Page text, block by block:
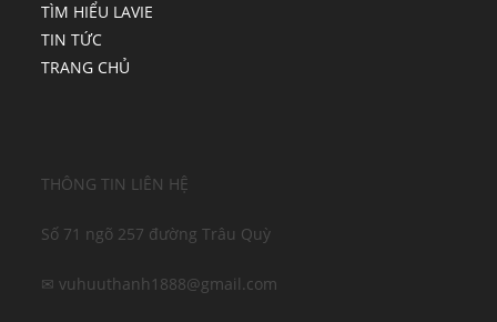
TÌM HIỂU LAVIE
TIN TỨC
TRANG CHỦ
THÔNG TIN LIÊN HỆ
Số 71 ngõ 257 đường Trâu Quỳ
✉ vuhuuthanh1888@gmail.com